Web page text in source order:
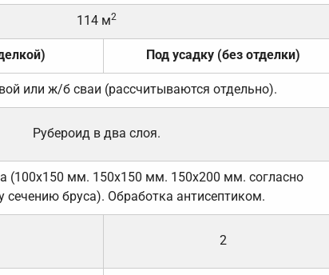
114 м2
Под усадку (без отделки)
или ж/б сваи (рассчитываются отдельно).
Рубероид в два слоя.
(100х150 мм. 150х150 мм. 150х200 мм. согласно
сечению бруса). Обработка антисептиком.
2